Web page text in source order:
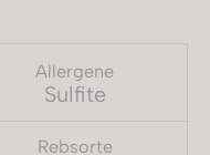
Allergene
Sulfite
Rebsorte